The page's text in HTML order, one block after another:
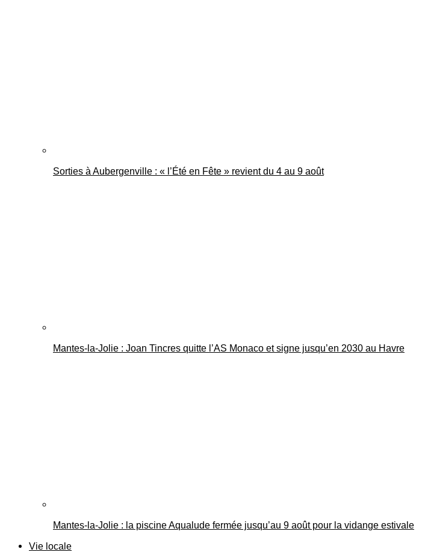
Sorties à Aubergenville : « l’Été en Fête » revient du 4 au 9 août
Mantes-la-Jolie : Joan Tincres quitte l’AS Monaco et signe jusqu’en 2030 au Havre
Mantes-la-Jolie : la piscine Aqualude fermée jusqu’au 9 août pour la vidange estivale
Vie locale